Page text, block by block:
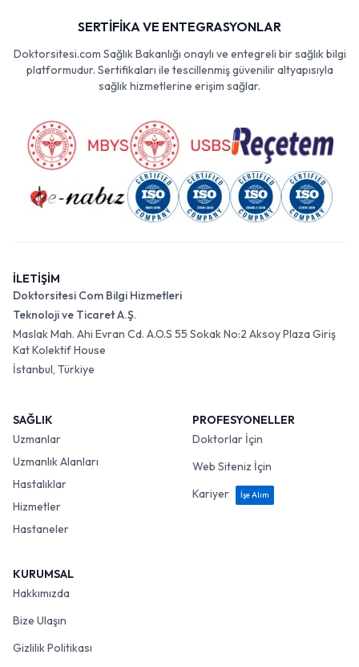
SERTİFİKA VE ENTEGRASYONLAR
Doktorsitesi.com Sağlık Bakanlığı onaylı ve entegreli bir sağlık bilgi
platformudur. Sertifikaları ile tescillenmiş güvenilir altyapısıyla
sağlık hizmetlerine erişim sağlar.
İLETİŞİM
Doktorsitesi Com Bilgi Hizmetleri
Teknoloji ve Ticaret A.Ş.
Maslak Mah. Ahi Evran Cd. A.O.S 55 Sokak No:2 Aksoy Plaza Giriş
Kat Kolektif House
İstanbul, Türkiye
SAĞLIK
Uzmanlar
Uzmanlık Alanları
Hastalıklar
Hizmetler
Hastaneler
PROFESYONELLER
Doktorlar İçin
Web Siteniz İçin
Kariyer
İşe Alım
KURUMSAL
Hakkımızda
Bize Ulaşın
Gizlilik Politikası